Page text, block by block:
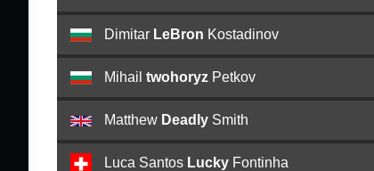
Dimitar LeBron Kostadinov
Mihail twohoryz Petkov
Matthew Deadly Smith
Luca Santos Lucky Fontinha